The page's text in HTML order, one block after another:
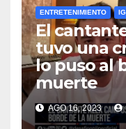
ENTRETENIMIENTO
El
tuvo una
lo puso al
muerte
AGO 16, 2023